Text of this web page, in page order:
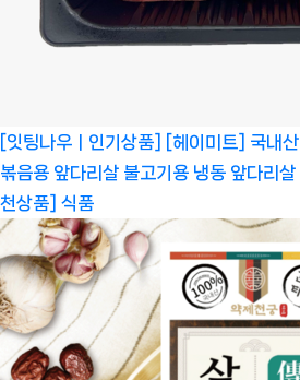
[잇팅나우ㅣ인기상품] [헤이미트] 국내
볶음용 앞다리살 불고기용 냉동 앞다
천상품] 식품